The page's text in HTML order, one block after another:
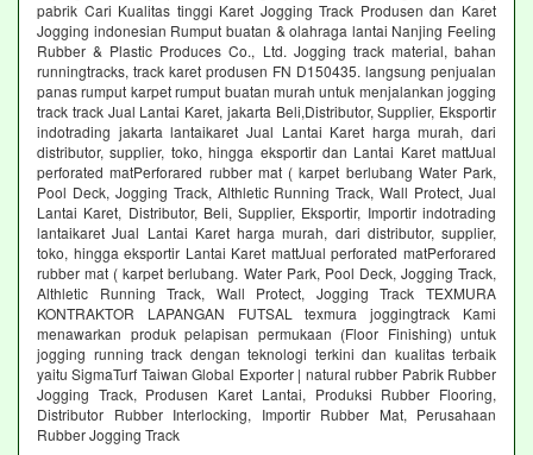
pabrik Cari Kualitas tinggi Karet Jogging Track Produsen dan Karet
Jogging indonesian Rumput buatan & olahraga lantai Nanjing Feeling
Rubber & Plastic Produces Co., Ltd. Jogging track material, bahan
runningtracks, track karet produsen FN D150435. langsung penjualan
panas rumput karpet rumput buatan murah untuk menjalankan jogging
track track Jual Lantai Karet, jakarta Beli,Distributor, Supplier, Eksportir
indotrading jakarta lantaikaret Jual Lantai Karet harga murah, dari
distributor, supplier, toko, hingga eksportir dan Lantai Karet mattJual
perforated matPerforared rubber mat ( karpet berlubang Water Park,
Pool Deck, Jogging Track, Althletic Running Track, Wall Protect, Jual
Lantai Karet, Distributor, Beli, Supplier, Eksportir, Importir indotrading
lantaikaret Jual Lantai Karet harga murah, dari distributor, supplier,
toko, hingga eksportir Lantai Karet mattJual perforated matPerforared
rubber mat ( karpet berlubang. Water Park, Pool Deck, Jogging Track,
Althletic Running Track, Wall Protect, Jogging Track TEXMURA
KONTRAKTOR LAPANGAN FUTSAL texmura joggingtrack Kami
menawarkan produk pelapisan permukaan (Floor Finishing) untuk
jogging running track dengan teknologi terkini dan kualitas terbaik
yaitu SigmaTurf Taiwan Global Exporter | natural rubber Pabrik Rubber
Jogging Track, Produsen Karet Lantai, Produksi Rubber Flooring,
Distributor Rubber Interlocking, Importir Rubber Mat, Perusahaan
Rubber Jogging Track